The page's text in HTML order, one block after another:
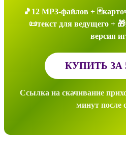
🎵12 MP3-файлов +
📜текст для ведущего +
версия
КУПИТЬ ЗА
Ссылка на скачивание
минут после